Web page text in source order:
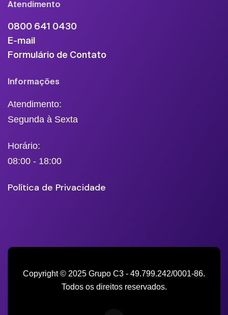
Atendimento
0800 641 0430
E-mail
Formulário de Contato
Informações
Atendimento:
Segunda à Sexta
Horário:
08:00 - 18:00
Política de Privacidade
Copyright © 2025 Grupo C3 - 49.799.242/0001-86.
Todos os direitos reservados.